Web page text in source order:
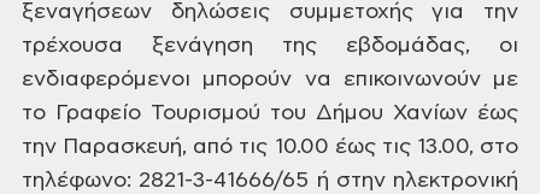
ξεναγήσεων δηλώσεις συμμετοχής για την
τρέχουσα
ξενάγηση της εβδομάδας, οι
ενδιαφερόμενοι μπορούν να επικοινωνούν με
το Γραφείο Τουρισμού του Δήμου Χανίων έως
την Παρασκευή, από τις 10.00 έως τις 13.00, στο
τηλέφωνο: 2821-3-41666/65 ή στην ηλεκτρονική